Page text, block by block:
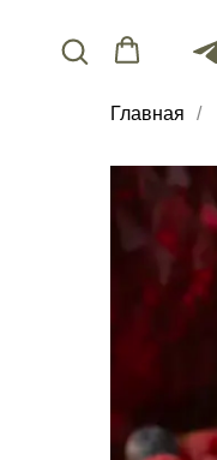
Главная /